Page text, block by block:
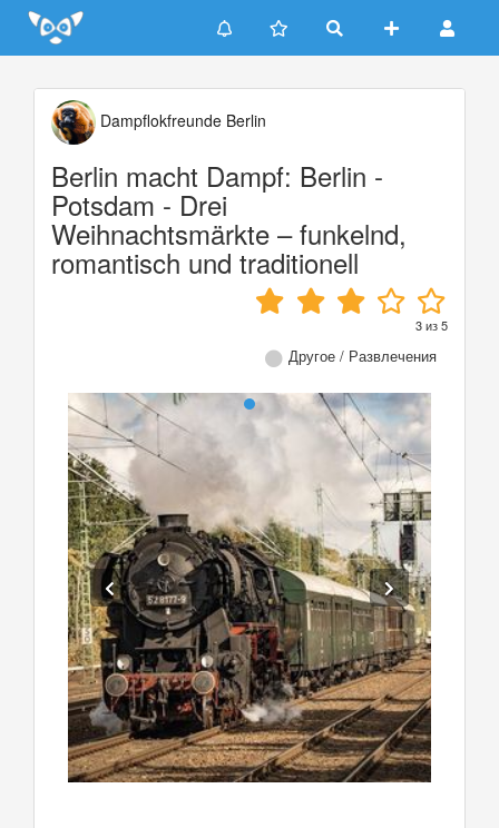
Update cookies preferences
Dampflokfreunde Berlin
Berlin macht Dampf: Berlin -
Potsdam - Drei
Weihnachtsmärkte – funkelnd,
romantisch und traditionell
3из5
Другое / Развлечения